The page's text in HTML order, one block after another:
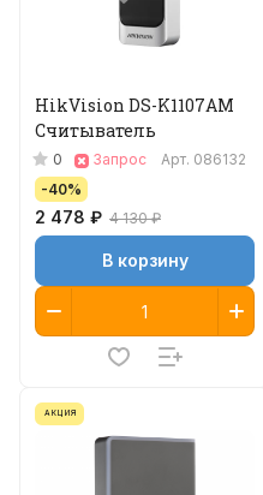
HikVision DS-K1107AM
Считыватель
0 Запрос Арт. 086132
-40%
2 478 ₽ 4 130 ₽
В корзину
АКЦИЯ